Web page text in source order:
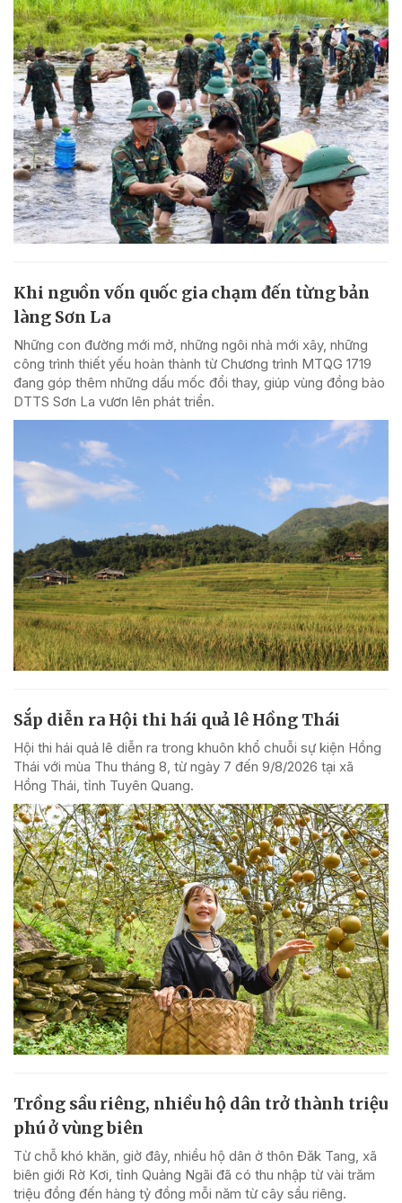
Khi nguồn vốn quốc gia chạm đến từng bản
làng Sơn La
Những con đường mới mở, những ngôi nhà mới xây, những
công trình thiết yếu hoàn thành từ Chương trình MTQG 1719
đang góp thêm những dấu mốc đổi thay, giúp vùng đồng bào
DTTS Sơn La vươn lên phát triển.
Sắp diễn ra Hội thi hái quả lê Hồng Thái
Hội thi hái quả lê diễn ra trong khuôn khổ chuỗi sự kiện Hồng
Thái với mùa Thu tháng 8, từ ngày 7 đến 9/8/2026 tại xã
Hồng Thái, tỉnh Tuyên Quang.
Trồng sầu riêng, nhiều hộ dân trở thành triệu
phú ở vùng biên
Từ chỗ khó khăn, giờ đây, nhiều hộ dân ở thôn Đăk Tang, xã
biên giới Rờ Kơi, tỉnh Quảng Ngãi đã có thu nhập từ vài trăm
triệu đồng đến hàng tỷ đồng mỗi năm từ cây sầu riêng.